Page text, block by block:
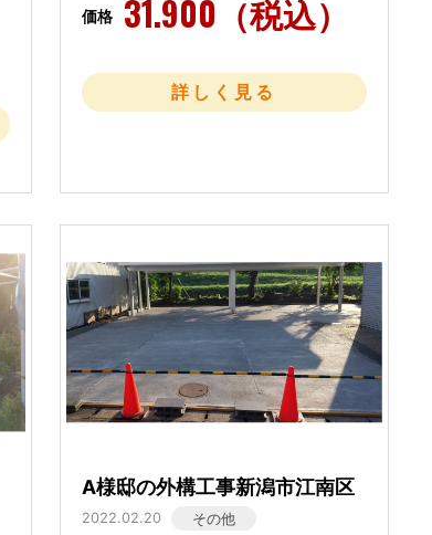
価格 31.900（税込）
詳しく見る
A様邸の外構工事新潟市江南区
2022.02.20 その他